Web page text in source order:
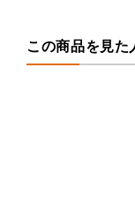
この商品を見た